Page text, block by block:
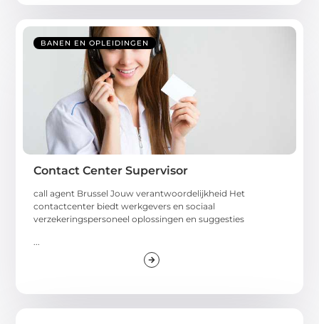
BANEN EN OPLEIDINGEN
Contact Center Supervisor
call agent Brussel Jouw verantwoordelijkheid Het
contactcenter biedt werkgevers en sociaal
verzekeringspersoneel oplossingen en suggesties
...